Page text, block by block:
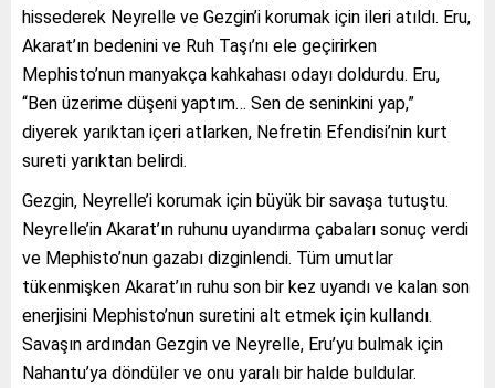
hissederek Neyrelle ve Gezgin’i korumak için ileri atıldı. Eru,
Akarat’ın bedenini ve Ruh Taşı’nı ele geçirirken
Mephisto’nun manyakça kahkahası odayı doldurdu. Eru,
“Ben üzerime düşeni yaptım… Sen de seninkini yap,”
diyerek yarıktan içeri atlarken, Nefretin Efendisi’nin kurt
sureti yarıktan belirdi.
Gezgin, Neyrelle’i korumak için büyük bir savaşa tutuştu.
Neyrelle’in Akarat’ın ruhunu uyandırma çabaları sonuç verdi
ve Mephisto’nun gazabı dizginlendi. Tüm umutlar
tükenmişken Akarat’ın ruhu son bir kez uyandı ve kalan son
enerjisini Mephisto’nun suretini alt etmek için kullandı.
Savaşın ardından Gezgin ve Neyrelle, Eru’yu bulmak için
Nahantu’ya döndüler ve onu yaralı bir halde buldular.